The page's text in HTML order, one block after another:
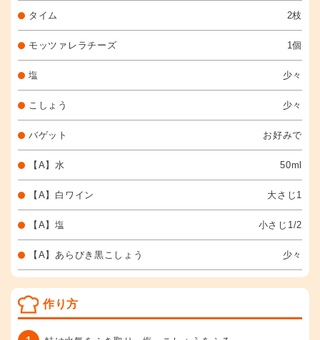
タイム 2枝
モッツァレラチーズ 1個
塩 少々
こしょう 少々
バゲット お好みで
【A】水 50ml
【A】白ワイン 大さじ1
【A】塩 小さじ1/2
【A】あらびき黒こしょう 少々
作り方